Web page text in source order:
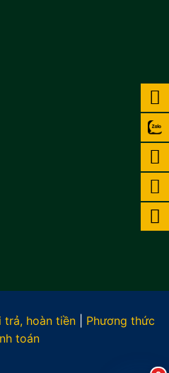
trả, hoàn tiền
Phương thức
toán